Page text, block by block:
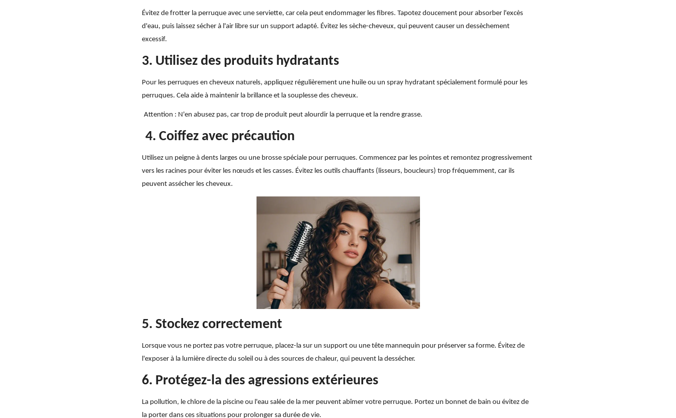
Évitez de frotter la perruque avec une serviette, car cela peut endommager les fibres. Tapotez doucement pour absorber l'excès
d'eau, puis laissez sécher à l'air libre sur un support adapté. Évitez les sèche-cheveux, qui peuvent causer un dessèchement
excessif.
3. Utilisez des produits hydratants
Pour les perruques en cheveux naturels, appliquez régulièrement une huile ou un spray hydratant spécialement formulé pour les
perruques. Cela aide à maintenir la brillance et la souplesse des cheveux.
Attention : N'en abusez pas, car trop de produit peut alourdir la perruque et la rendre grasse.
4. Coiffez avec précaution
Utilisez un peigne à dents larges ou une brosse spéciale pour perruques. Commencez par les pointes et remontez progressivement
vers les racines pour éviter les nœuds et les casses. Évitez les outils chauffants (lisseurs, boucleurs) trop fréquemment, car ils
peuvent assécher les cheveux.
5. Stockez correctement
Lorsque vous ne portez pas votre perruque, placez-la sur un support ou une tête mannequin pour préserver sa forme. Évitez de
l'exposer à la lumière directe du soleil ou à des sources de chaleur, qui peuvent la dessécher.
6. Protégez-la des agressions extérieures
La pollution, le chlore de la piscine ou l'eau salée de la mer peuvent abîmer votre perruque. Portez un bonnet de bain ou évitez de
la porter dans ces situations pour prolonger sa durée de vie.